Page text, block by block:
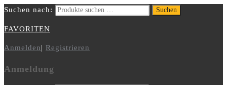
Suchen nach: Suchen
FAVORITEN
Anmelden| Registrieren
Anmeldung